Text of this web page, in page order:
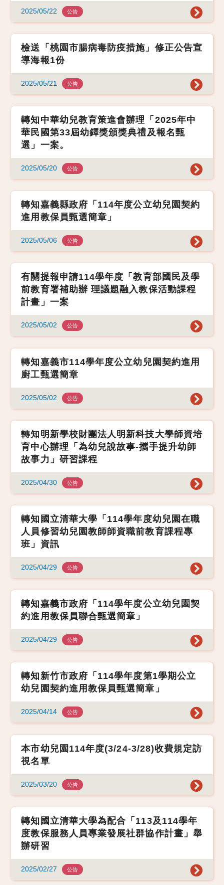
2025/05/22 公告
檢送「桃園市腸病毒防疫措施」修正公告宣
導海報1份
2025/05/21 公告
轉知中華幼兒教育策進會辦理「2025年中
華民國第33屆幼鐸獎頒獎典禮及報名甄
選」一案。
2025/05/20 公告
轉知嘉義縣政府「114年度公立幼兒園契約
進用教保員甄選簡章」
2025/05/06 公告
有關提報申請114學年度「教育部國民及學
前教育署補助辦 理議題融入教保活動課程
計畫」一案
2025/05/02 公告
轉知嘉義市114學年度公立幼兒園契約進用
廚工甄選簡章
2025/05/02 公告
轉知明新學校財團法人明新科技大學師資培
育中心辦理「為幼兒說故事-攜手提升幼師
故事力」研習課程
2025/04/30 公告
轉知國立清華大學「114學年度幼兒園在職
人員修習幼兒園教師師資職前教育課程專
班」資訊
2025/04/29 公告
轉知嘉義市政府「114學年度公立幼兒園契
約進用教保員聯合甄選簡章」
2025/04/29 公告
轉知新竹市政府「114學年度第1學期公立
幼兒園契約進用教保員甄選簡章」
2025/04/14 公告
本市幼兒園114年度(3/24-3/28)收費規定訪
視名單
2025/03/20 公告
轉知國立清華大學為配合「113及114學年
度教保服務人員專業發展社群協作計畫」舉
辦研習
2025/02/27 公告